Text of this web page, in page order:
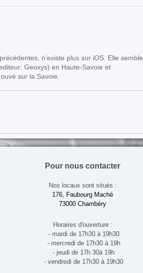
n’existe plus sur iOS. Elle semble
Geoxys) en Haute-Savoie et
sur la Savoie.
Pour nous contacter
Nos locaux sont situés :
176, Faubourg Maché
73000 Chambéry
Horaires d'ouverture :
- mardi de 17h30 à 19h30
- mercredi de 17h30 à 19h
- jeudi de 17h 30à 19h
- vendredi de 17h30 à 19h30